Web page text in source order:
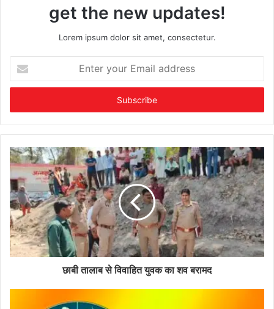
get the new updates!
Lorem ipsum dolor sit amet, consectetur.
your
Email
छाबी तालाब से विवाहित युवक का शव बरामद